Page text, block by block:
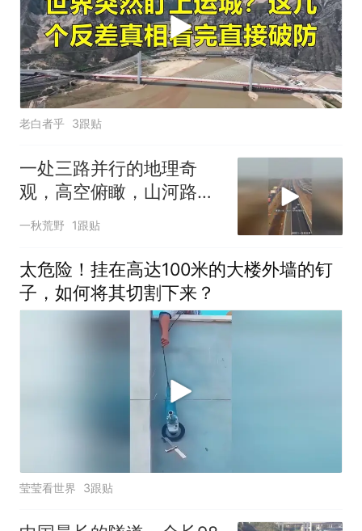
老白者乎 3跟贴
一处三路并行的地理奇
观，高空俯瞰，山河路网
交织场面壮阔无比
一秋荒野 1跟贴
太危险！挂在高达100米的大楼外墙的钉
子，如何将其切割下来？
莹莹看世界 3跟贴